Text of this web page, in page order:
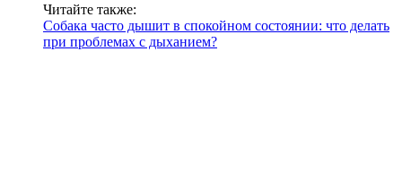
Читайте также:
Собака часто дышит в спокойном состоянии: что делать
при проблемах с дыханием?